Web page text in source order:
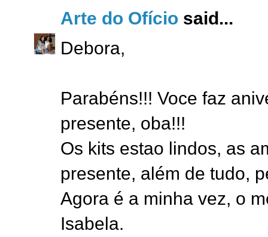
Arte do Ofício said...
Debora,
Parabéns!!! Voce faz
presente, oba!!!
Os kits estao lindos, as
presente, além de tudo,
Agora é a minha vez, o
Isabela.